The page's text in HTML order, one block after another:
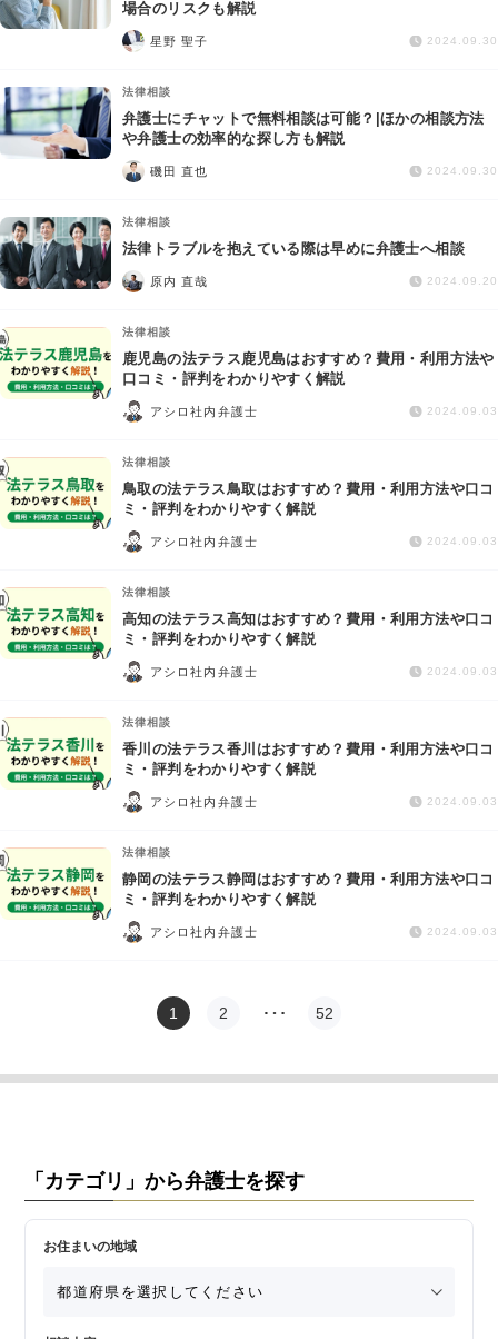
場合のリスクも解説
星野 聖子 2024.09.30
法律相談
弁護士にチャットで無料相談は可能？|ほかの相談方法
や弁護士の効率的な探し方も解説
磯田 直也 2024.09.30
法律相談
法律トラブルを抱えている際は早めに弁護士へ相談
原内 直哉 2024.09.20
法律相談
鹿児島の法テラス鹿児島はおすすめ？費用・利用方法や
口コミ・評判をわかりやすく解説
アシロ社内弁護士 2024.09.03
法律相談
鳥取の法テラス鳥取はおすすめ？費用・利用方法や口コ
ミ・評判をわかりやすく解説
アシロ社内弁護士 2024.09.03
法律相談
高知の法テラス高知はおすすめ？費用・利用方法や口コ
ミ・評判をわかりやすく解説
アシロ社内弁護士 2024.09.03
法律相談
香川の法テラス香川はおすすめ？費用・利用方法や口コ
ミ・評判をわかりやすく解説
アシロ社内弁護士 2024.09.03
法律相談
静岡の法テラス静岡はおすすめ？費用・利用方法や口コ
ミ・評判をわかりやすく解説
アシロ社内弁護士 2024.09.03
1 2 … 52
「カテゴリ」から弁護士を探す
お住まいの地域